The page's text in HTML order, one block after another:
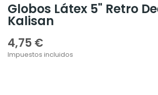
Globos Látex 5" Retro
Kalisan
4,75 €
Impuestos incluidos